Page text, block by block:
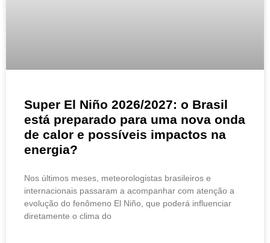
Super El Niño 2026/2027: o Brasil
está preparado para uma nova onda
de calor e possíveis impactos na
energia?
Nos últimos meses, meteorologistas brasileiros e
internacionais passaram a acompanhar com atenção a
evolução do fenômeno El Niño, que poderá influenciar
diretamente o clima do